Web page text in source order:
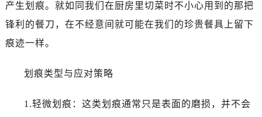
产生划痕。就如同我们在厨房里切菜时不小心用到的那把
锋利的餐刀，在不经意间就可能在我们的珍贵餐具上留下
痕迹一样。
划痕类型与应对策略
1.轻微划痕：这类划痕通常只是表面的磨损，并不会